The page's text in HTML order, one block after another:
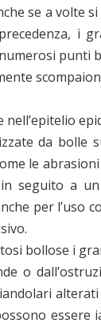
se a volte
i
punti
da bolle
le
seguito a
per l’uso
bollose i
o
essere